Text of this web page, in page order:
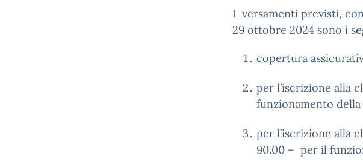
I versamenti previsti,
29 ottobre 2024 sono i
copertura
per l’iscrizione alla
funzionamento della
per l’iscrizione
90.00 – per il